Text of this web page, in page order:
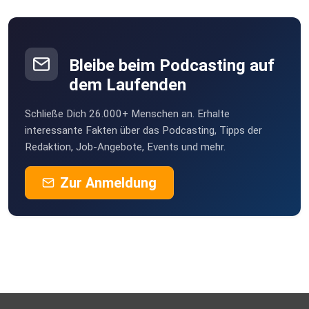
Mama Freundschaften · Einsamkeit nach Geburt · Mütter
Austausch ·
Unterstützung für Mütter
Bleibe beim Podcasting auf
dem Laufenden
Schließe Dich 26.000+ Menschen an. Erhalte
interessante Fakten über das Podcasting, Tipps der
Redaktion, Job-Angebote, Events und mehr.
Zur Anmeldung